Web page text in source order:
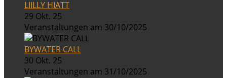
LIILLY HIATT
29 Okt. 25
Veranstaltungen am 30/10/2025
BYWATER CALL
30 Okt. 25
Veranstaltungen am 31/10/2025